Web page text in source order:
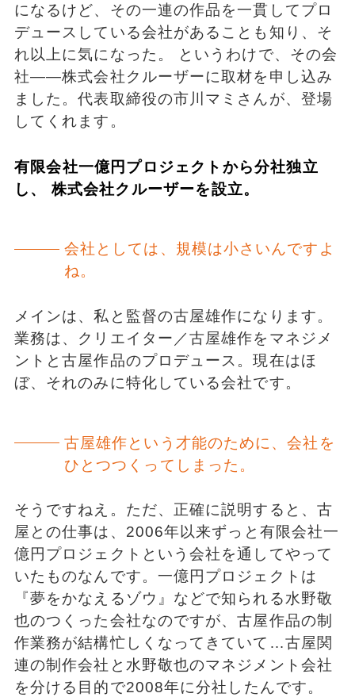
になるけど、その一連の作品を一貫してプロ
デュースしている会社があることも知り、そ
れ以上に気になった。 というわけで、その会
社――株式会社クルーザーに取材を申し込み
ました。代表取締役の市川マミさんが、登場
してくれます。
有限会社一億円プロジェクトから分社独立
し、 株式会社クルーザーを設立。
会社としては、規模は小さいんですよ
ね。
メインは、私と監督の古屋雄作になります。
業務は、クリエイター／古屋雄作をマネジメ
ントと古屋作品のプロデュース。現在はほ
ぼ、それのみに特化している会社です。
古屋雄作という才能のために、会社を
ひとつつくってしまった。
そうですねえ。ただ、正確に説明すると、古
屋との仕事は、2006年以来ずっと有限会社一
億円プロジェクトという会社を通してやって
いたものなんです。一億円プロジェクトは
『夢をかなえるゾウ』などで知られる水野敬
也のつくった会社なのですが、古屋作品の制
作業務が結構忙しくなってきていて…古屋関
連の制作会社と水野敬也のマネジメント会社
を分ける目的で2008年に分社したんです。